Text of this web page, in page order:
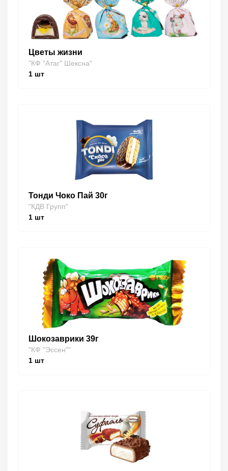
Цветы жизни
"КФ "Атаг" Шексна"
1 шт
Тонди Чоко Пай 30г
"КДВ Групп"
1 шт
Шокозаврики 39г
"КФ "Эссен""
1 шт